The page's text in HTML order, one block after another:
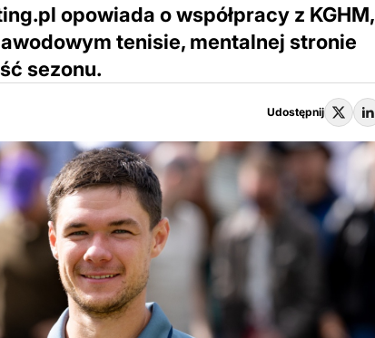
opowiada o współpracy z KGHM,
tenisie, mentalnej stronie
sezonu.
Udostępnij